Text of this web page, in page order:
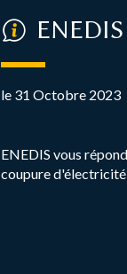
le 31 Octobre 2023
ENEDIS vous
coupure